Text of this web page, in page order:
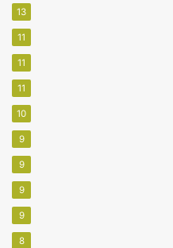
13
11
11
11
10
9
9
9
9
8